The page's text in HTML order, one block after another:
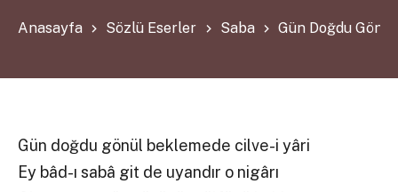
Anasayfa Sözlü Eserler Saba Gün Doğdu
Gün doğdu gönül beklemede cilve-i yâri
Ey bâd-ı sabâ git de uyandır o nigârı